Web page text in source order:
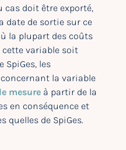
cas doit être exporté,
date de sortie sur ce
la plupart des coûts
cette variable soit
les
la variable
mesure à partir de la
en conséquence et
quelles de SpiGes.